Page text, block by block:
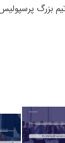
بزرگ